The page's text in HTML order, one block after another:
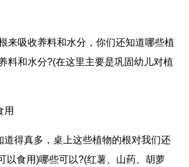
吸收养料和水分，你们还知道哪些植
料和水分?(在这里主要是巩固幼儿对植
得真多，桌上这些植物的根对我们还
以食用)哪些可以?(红薯、山药、胡萝